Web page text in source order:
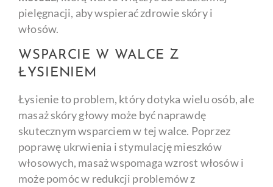
pielęgnacji, aby wspierać zdrowie skóry i
włosów.
WSPARCIE W WALCE Z
ŁYSIENIEM
Łysienie to problem, który dotyka wielu osób, ale
masaż skóry głowy może być naprawdę
skutecznym wsparciem w tej walce. Poprzez
poprawę ukrwienia i stymulację mieszków
włosowych, masaż wspomaga wzrost włosów i
może pomóc w redukcji problemów z